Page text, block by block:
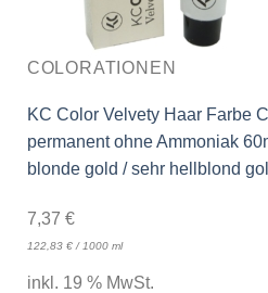
COLORATIONEN
KC Color Velvety Haar Farbe
permanent ohne Ammoniak
blonde gold / sehr hellblond
7,37 €
122,83 €/ 1000 ml
inkl. 19 % MwSt.